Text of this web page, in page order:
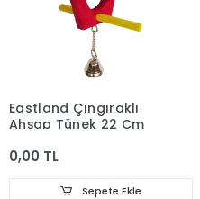
Eastland Çıngıraklı
Ahşap Tünek 22 Cm
0,00 TL
Sepete Ekle